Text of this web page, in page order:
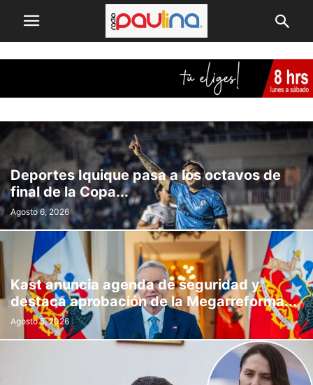
Deportes Iquique pasa a los octavos de
final de la Copa...
Agosto 6, 2026
Kast anuncia agenda de seguridad y
destaca aprobación de la Megarreforma...
Agosto 5, 2026